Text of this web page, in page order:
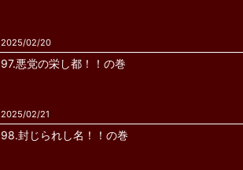
2025/02/20
97.悪党の栄し都！！の巻
2025/02/21
98.封じられし名！！の巻